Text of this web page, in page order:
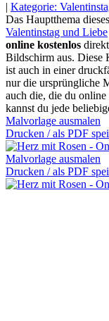
| Kategorie:
Das Hauptthema
Valentinstag und Liebe
online kostenlos
Bildschirm aus. Diese
ist auch in einer
nur die ursprüngliche
auch die, die du
kannst du jede
Malvorlage ausmalen
Drucken / als PDF
Malvorlage ausmalen
Drucken / als PDF